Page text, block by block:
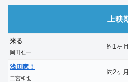
上映
来る
岡田准一
約1ヶ
浅田家！
二宮和也
約2ヶ月